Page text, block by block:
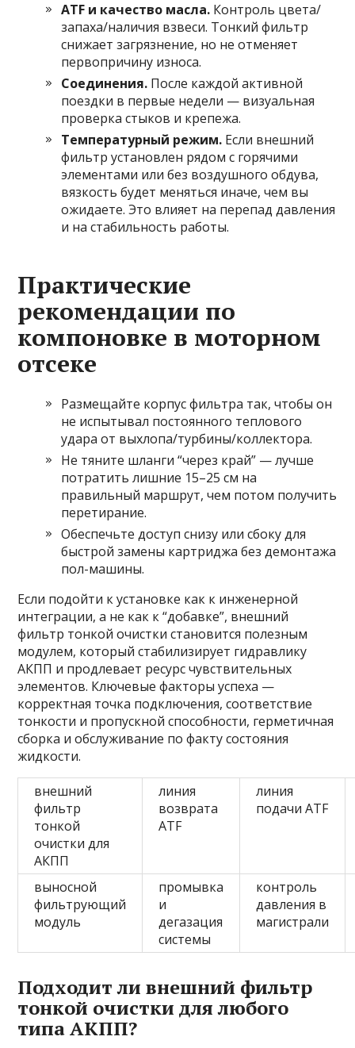
ATF и качество масла. Контроль цвета/
запаха/наличия взвеси. Тонкий фильтр
снижает загрязнение, но не отменяет
первопричину износа.
Соединения. После каждой активной
поездки в первые недели — визуальная
проверка стыков и крепежа.
Температурный режим. Если внешний
фильтр установлен рядом с горячими
элементами или без воздушного обдува,
вязкость будет меняться иначе, чем вы
ожидаете. Это влияет на перепад давления
и на стабильность работы.
Практические
рекомендации по
компоновке в моторном
отсеке
Размещайте корпус фильтра так, чтобы он
не испытывал постоянного теплового
удара от выхлопа/турбины/коллектора.
Не тяните шланги “через край” — лучше
потратить лишние 15–25 см на
правильный маршрут, чем потом получить
перетирание.
Обеспечьте доступ снизу или сбоку для
быстрой замены картриджа без демонтажа
пол-машины.
Если подойти к установке как к инженерной
интеграции, а не как к “добавке”, внешний
фильтр тонкой очистки становится полезным
модулем, который стабилизирует гидравлику
АКПП и продлевает ресурс чувствительных
элементов. Ключевые факторы успеха —
корректная точка подключения, соответствие
тонкости и пропускной способности, герметичная
сборка и обслуживание по факту состояния
жидкости.
внешний
фильтр
тонкой
очистки для
АКПП
линия
возврата
ATF
линия
подачи ATF
выносной
фильтрующий
модуль
промывка
и
дегазация
системы
контроль
давления в
магистрали
Подходит ли внешний фильтр
тонкой очистки для любого
типа АКПП?